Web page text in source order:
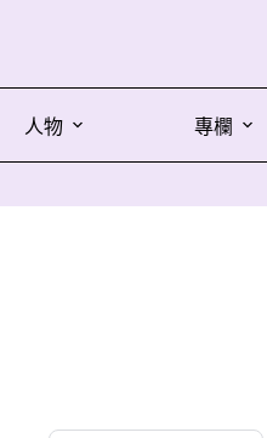
人物 專欄